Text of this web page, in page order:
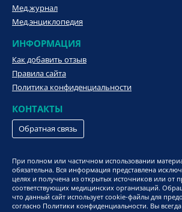
Мед.журнал
Мед.энциклопедия
ИНФОРМАЦИЯ
Как добавить отзыв
Правила сайта
Политика конфиденциальности
КОНТАКТЫ
Обратная связь
При полном или частичном использовании
обязательна. Вся информация представлена
целях и получена из открытых источников или от
соответствующих медицинских организаций.
что данный сайт использует cookie-файлы для
согласно Политики конфиденциальности. Вы